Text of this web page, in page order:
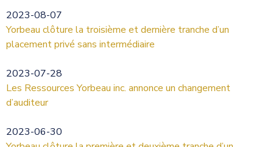
2023-08-07
Yorbeau clôture la troisième et dernière tranche d’un
placement privé sans intermédiaire
2023-07-28
Les Ressources Yorbeau inc. annonce un changement
d’auditeur
2023-06-30